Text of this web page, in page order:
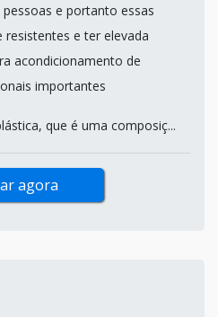
e portanto essas
resistentes e ter elevada
acondicionamento de
importantes
que é uma composiç...
agora